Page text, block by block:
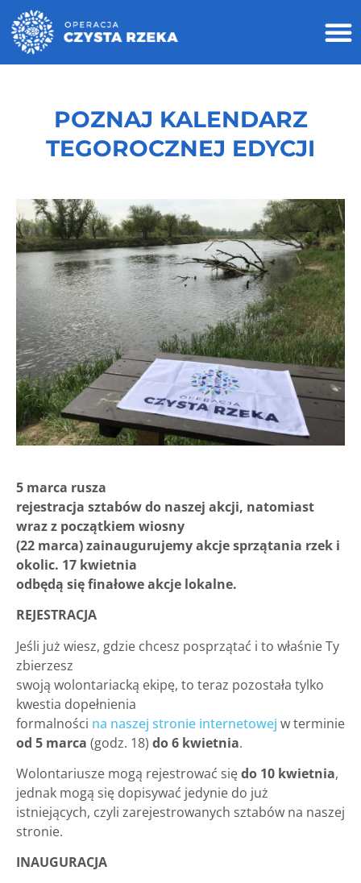
POZNAJ KALENDARZ
TEGOROCZNEJ EDYCJI
5 marca rusza
rejestracja sztabów do naszej akcji, natomiast
wraz z początkiem wiosny
(22 marca) zainaugurujemy akcje sprzątania rzek i
okolic. 17 kwietnia
odbędą się finałowe akcje lokalne.
REJESTRACJA
Jeśli już wiesz, gdzie chcesz posprzątać i to właśnie Ty
zbierzesz
swoją wolontariacką ekipę, to teraz pozostała tylko
kwestia dopełnienia
formalności na naszej stronie internetowej w terminie
od 5 marca (godz. 18) do 6 kwietnia.
Wolontariusze mogą rejestrować siędo 10 kwietnia,
jednak mogą się dopisywać jedynie do już
istniejących, czyli zarejestrowanych sztabów na naszej
stronie.
INAUGURACJA